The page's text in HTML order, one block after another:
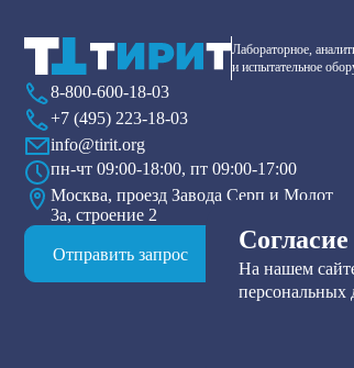
На нашем
Лабораторное,
и испытательное
8-800-600-18-03
+7 (495) 223-18-03
info@tirit.org
пн-чт 09:00-18:00, пт 09:00-17:00
Москва, проезд Завода Серп и Молот
3а, строение 2
Отправить запрос